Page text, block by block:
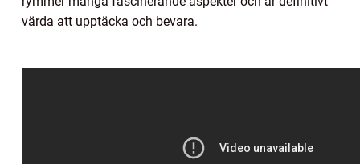
värda att upptäcka och bevara.